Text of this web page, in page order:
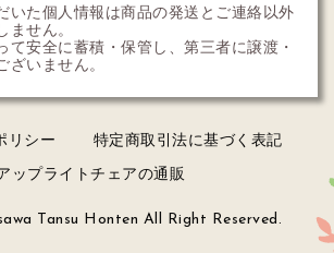
いた個人情報は商品の発送とご連絡以外
ません。
て安全に蓄積・保管し、第三者に譲渡・
ざいません。
リシー 特定商取引法に基づく表記
ップライトチェアの通販
Tansu Honten All Right Reserved.